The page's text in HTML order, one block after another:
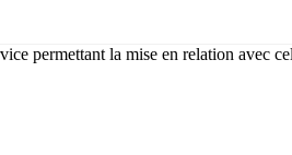
permettant la mise en relation avec